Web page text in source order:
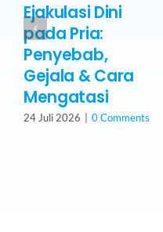
Ejakulasi Dini
pada Pria:
Penyebab,
Gejala & Cara
Mengatasi
24 Juli 2026 | 0 Comments